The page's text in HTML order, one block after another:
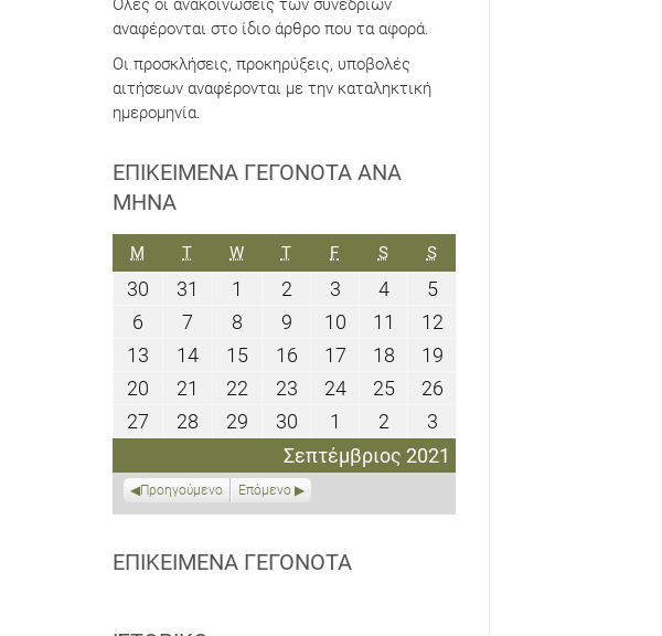
Όλες οι ανακοινώσεις των συνεδρίων
αναφέρονται στο ίδιο άρθρο που τα αφορά.
Οι προσκλήσεις, προκηρύξεις, υποβολές
αιτήσεων αναφέρονται με την καταληκτική
ημερομηνία.
ΕΠΙΚΕΊΜΕΝΑ ΓΕΓΟΝΌΤΑ ΑΝΆ
ΜΉΝΑ
Σεπτέμβριος 2021
M ΔΕΥΤΈΡΑ
TΤΡΊΤΗWΤΕΤΆΡΤΗ
TΠΈΜΠΤΗ
FΠΑΡΑΣΚΕΥΉ
SΣΆΒΒΑΤΟ
SΚΥΡΙΑΚΉ
30
Αυγούστου
2021
31
Αυγούστου
2021
1
Σεπτεμβρίου
2021
22
Σεπτεμβρίου
2021
33
Σεπτεμβρίου
2021
44
Σεπτεμβρίου
2021
55
Σεπτεμβρίου
2021
6
Σεπτεμβρίου
2021
7
Σεπτεμβρίου
2021
8
Σεπτεμβρίου
2021
99
Σεπτεμβρίου
2021
1010
Σεπτεμβρίου
2021
11
Σεπτεμβρίου
2021
1212
13
Σεπτεμβρίου
2021
1414
Σεπτεμβρίου
2021
1515
Σεπτεμβρίου
2021
1616
Σεπτεμβρίου
2021
1717
Σεπτεμβρίου
2021
1818
Σεπτεμβρίου
2021
1919
2021
20
Σεπτεμβρίου
2021
21
Σεπτεμβρίου
2021
22
Σεπτεμβρίου
2021
2323
Σεπτεμβρίου
2021
2424
Σεπτεμβρίου
2021
2525
Σεπτεμβρίου
2021
2626
2021
27
Σεπτεμβρίου
28
Σεπτεμβρίου
29
Σεπτεμβρίου
2021
3030
Σεπτεμβρίου
2021
1
Οκτωβρίου
2021
22
Οκτωβρίου
2021
33
Οκτωβρίου
2021
Προηγούμενο Επόμενο
ΕΠΙΚΕΊΜΕΝΑ ΓΕΓΟΝΌΤΑ